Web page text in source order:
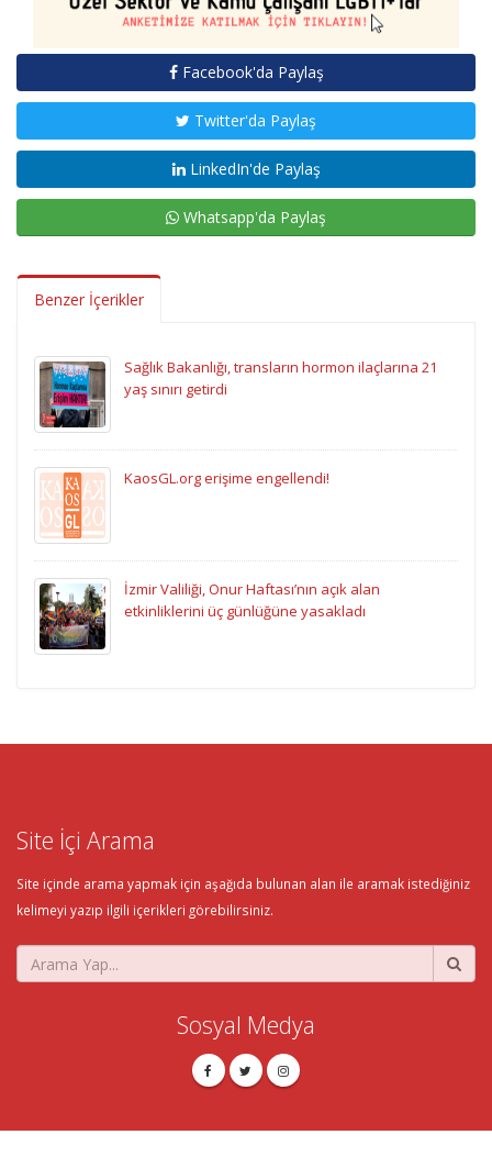
Facebook'da Paylaş
Twitter'da Paylaş
LinkedIn'de Paylaş
Whatsapp'da Paylaş
Benzer İçerikler
Sağlık Bakanlığı, transların hormon ilaçlarına 21
yaş sınırı getirdi
KaosGL.org erişime engellendi!
İzmir Valiliği, Onur Haftası’nın açık alan
etkinliklerini üç günlüğüne yasakladı
Site İçi Arama
Site içinde arama yapmak için aşağıda bulunan alan ile aramak istediğiniz
kelimeyi yazıp ilgili içerikleri görebilirsiniz.
Sosyal Medya